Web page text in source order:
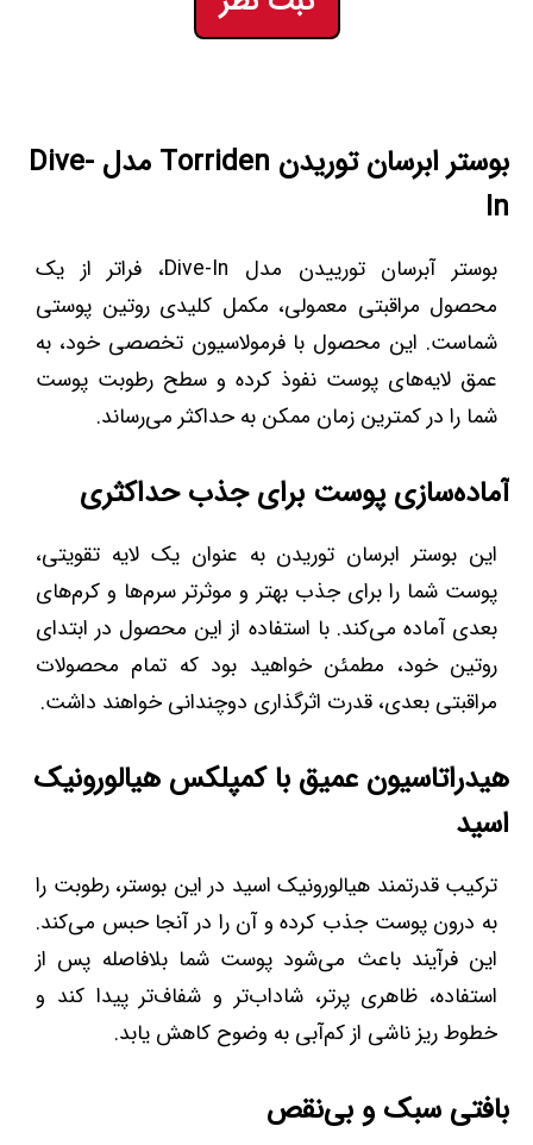
بوستر ابرسان توریدن Torriden مدل Dive-
In
بوستر آبرسان تورییدن مدل Dive-In، فراتر از یک
محصول مراقبتی معمولی، مکمل کلیدی روتین پوستی
شماست. این محصول با فرمولاسیون تخصصی خود، به
عمق لایه‌های پوست نفوذ کرده و سطح رطوبت پوست
شما را در کمترین زمان ممکن به حداکثر می‌رساند.
آماده‌سازی پوست برای جذب حداکثری
این بوستر ابرسان توریدن به عنوان یک لایه تقویتی،
پوست شما را برای جذب بهتر و موثرتر سرم‌ها و کرم‌های
بعدی آماده می‌کند. با استفاده از این محصول در ابتدای
روتین خود، مطمئن خواهید بود که تمام محصولات
مراقبتی بعدی، قدرت اثرگذاری دوچندانی خواهند داشت.
هیدراتاسیون عمیق با کمپلکس هیالورونیک
اسید
ترکیب قدرتمند هیالورونیک اسید در این بوستر، رطوبت را
به درون پوست جذب کرده و آن را در آنجا حبس می‌کند.
این فرآیند باعث می‌شود پوست شما بلافاصله پس از
استفاده، ظاهری پرتر، شاداب‌تر و شفاف‌تر پیدا کند و
خطوط ریز ناشی از کم‌آبی به وضوح کاهش یابد.
بافتی سبک و بی‌نقص